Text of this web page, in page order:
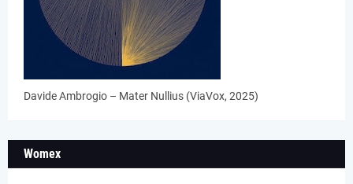
Davide Ambrogio – Mater Nullius (ViaVox, 2025)
Womex